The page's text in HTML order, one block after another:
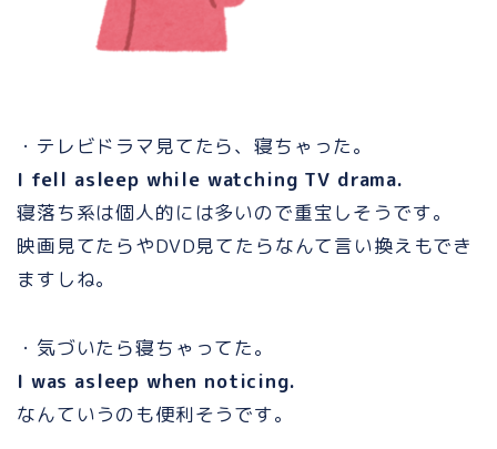
・テレビドラマ見てたら、寝ちゃった。
I fell asleep while watching TV drama.
寝落ち系は個人的には多いので重宝しそうです。
映画見てたらやDVD見てたらなんて言い換えもでき
ますしね。
・気づいたら寝ちゃってた。
I was asleep when noticing.
なんていうのも便利そうです。